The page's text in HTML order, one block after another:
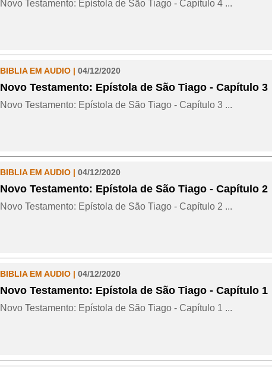
Novo Testamento: Epístola de São Tiago - Capítulo 4 ...
BIBLIA EM AUDIO | 04/12/2020
Novo Testamento: Epístola de São Tiago - Capítulo 3
Novo Testamento: Epístola de São Tiago - Capítulo 3 ...
BIBLIA EM AUDIO | 04/12/2020
Novo Testamento: Epístola de São Tiago - Capítulo 2
Novo Testamento: Epístola de São Tiago - Capítulo 2 ...
BIBLIA EM AUDIO | 04/12/2020
Novo Testamento: Epístola de São Tiago - Capítulo 1
Novo Testamento: Epístola de São Tiago - Capítulo 1 ...